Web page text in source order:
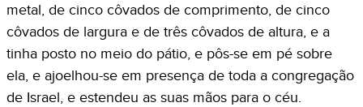
metal, de cinco côvados de comprimento, de cinco
côvados de largura e de três côvados de altura, e a
tinha posto no meio do pátio, e pôs-se em pé sobre
ela, e ajoelhou-se em presença de toda a congregação
de Israel, e estendeu as suas mãos para o céu.